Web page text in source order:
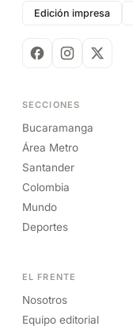
Edición impresa
SECCIONES
Bucaramanga
Área Metro
Santander
Colombia
Mundo
Deportes
EL FRENTE
Nosotros
Equipo editorial